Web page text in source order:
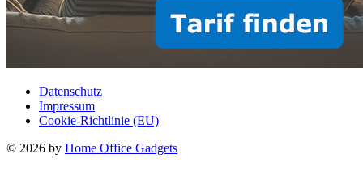
Datenschutz
Impressum
Cookie-Richtlinie (EU)
© 2026 by Home Office Gadgets